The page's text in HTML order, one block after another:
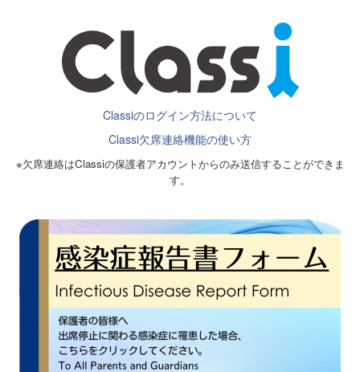
Classiのログイン方法について
Classi欠席連絡機能の使い方
※欠席連絡はClassiの保護者アカウントからのみ送信することができま
す。